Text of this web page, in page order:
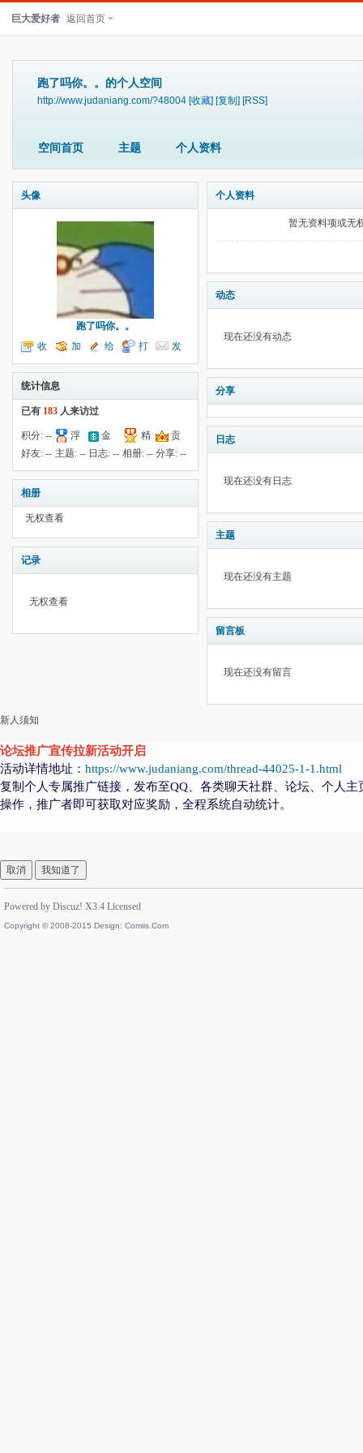
巨大爱好者 返回首页
跑了吗你。。的个人空间
http://www.judaniang.com/?48004 [收藏] [复制] [RSS]
空间首页 主题 个人资料
头像
跑了吗你。。
收
听TA
加
为好友
给
我留言
打
个招呼
发
送消息
统计信息
已有 183 人来访过
积分: --
浮
云:585
金
钱:--
精
华:--
贡
献:--
好友: -- 主题: -- 日志:-- 相册: -- 分享:--
相册
无权查看
记录
无权查看
个人资料
暂无资料项或无
动态
现在还没有动态
分享
日志
现在还没有日志
主题
现在还没有主题
留言板
现在还没有留言
新人须知
论坛推广宣传拉新活动开启
活动详情地址： https://www.judaniang.com/thread-44025-1-1.html
复制个人专属推广链接，发布至QQ、各类聊天社群、论坛、个人
操作，推广者即可获取对应奖励，全程系统自动统计。
取消 我知道了
Powered by Discuz! X3.4 Licensed
Copyright © 2008-2015 Design: Comiis.Com